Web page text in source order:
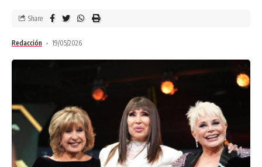
Redacción 19/05/2026
Share